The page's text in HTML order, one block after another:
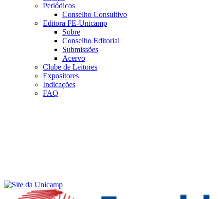
Periódicos
Conselho Consultivo
Editora FE-Unicamp
Sobre
Conselho Editorial
Submissões
Acervo
Clube de Leitores
Expositores
Indicações
FAQ